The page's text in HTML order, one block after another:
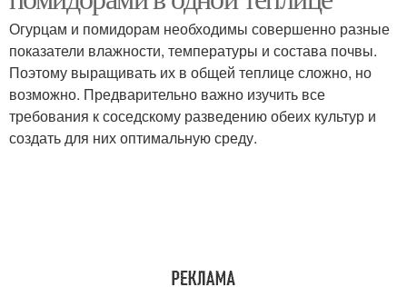
Огурцам и помидорам необходимы совершенно разные
показатели влажности, температуры и состава почвы.
Поэтому выращивать их в общей теплице сложно, но
возможно. Предварительно важно изучить все
требования к соседскому разведению обеих культур и
создать для них оптимальную среду.